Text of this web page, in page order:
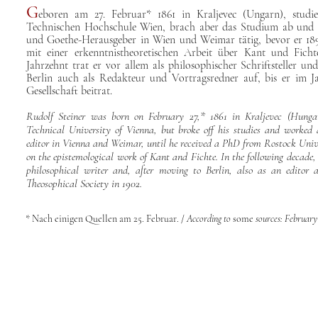
Geboren am 27. Februar* 1861 in Kraljevec (Ungarn),
Technischen Hochschule Wien, brach aber das Studium ab
und Goethe-Herausgeber in Wien und Weimar tätig, bevor er
mit einer erkenntnistheoretischen Arbeit über Kant und
Jahrzehnt trat er vor allem als philosophischer Schriftsteller
Berlin auch als Redakteur und Vortragsredner auf, bis er im
Gesellschaft beitrat.
Rudolf Steiner was born on February 27,* 1861 in Kraljevec
Technical University of Vienna, but broke off his studies and worked
editor in Vienna and Weimar, until he received a PhD from Rostock
on the epistemological work of Kant and Fichte. In the following
philosophical writer and, after moving to Berlin, also as an editor
Theosophical Society in 1902.
* Nach einigen Quellen am 25. Februar. /According tosome sources: